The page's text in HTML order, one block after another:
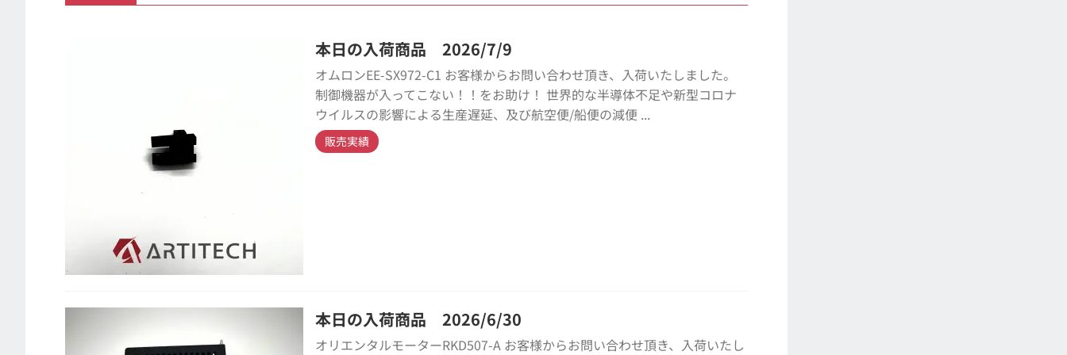
本日の入荷商品 2026/7/9
オムロンEE-SX972-C1 お客様からお問い合わせ頂き、入荷いたしました。
制御機器が入ってこない！！をお助け！ 世界的な半導体不足や新型コロナ
ウイルスの影響による生産遅延、及び航空便/船便の減便 ...
販売実績
本日の入荷商品 2026/6/30
オリエンタルモーターRKD507-A お客様からお問い合わせ頂き、入荷いたし